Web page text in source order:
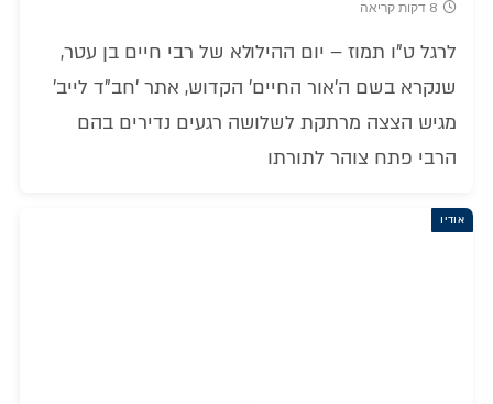
8 דקות קריאה
לרגל ט"ו תמוז – יום ההילולא של רבי חיים בן עטר,
שנקרא בשם ה'אור החיים' הקדוש, אתר 'חב"ד לייב'
מגיש הצצה מרתקת לשלושה רגעים נדירים בהם
הרבי פתח צוהר לתורתו
אודיו